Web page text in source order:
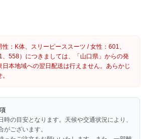
性：K体、スリーピーススーツ / 女性：601、
558）につきましては、「山口県」からの発
本地域への翌日配送は行えません。あらかじ
時の目安となります。天候や交通状況により、
がございます。